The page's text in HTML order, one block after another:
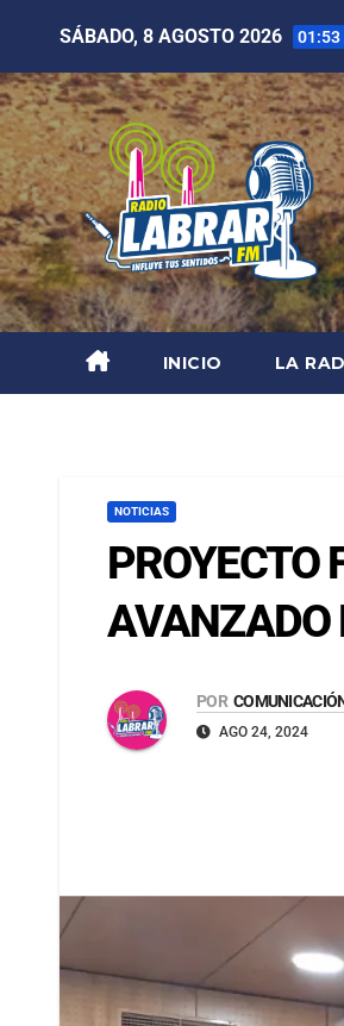
SÁBADO, 8 AGOSTO 2026 01:53
INICIO LA
NOTICIAS
PROYECTO
AVANZADO
POR
AGO 24, 2024